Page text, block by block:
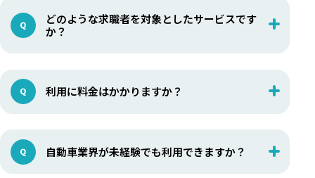
どのような求職者を対象としたサービスです
か？
利用に料金はかかりますか？
自動車業界が未経験でも利用できますか？